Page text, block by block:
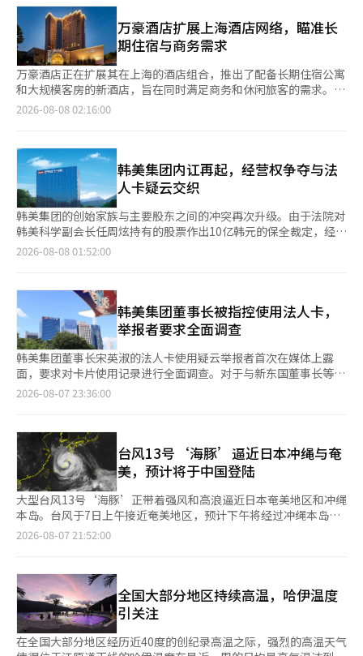
及运营计划。《宙斯：傲慢之神》将于8月26日中午12时正式上
线。 发布会上，Com2us代表南在官、艾伯顿代表金大焕、导演郑
成勋、Com2us事业本部长金正勋等出席，介绍了游戏的开发理
念、核心内容和服务策略。 《宙斯：傲慢之神》以希腊神话中的
最高神宙斯的绝对权力与傲慢导致世界裂变为背景。玩家将分享神
的力量，抵御混乱，并在合作与对抗交织的旅程中证明自己的力量
与资格。该游戏基于虚幻引擎5，重塑了希腊神话的世界，展现了
古老建筑和大规模战场。 开发团队提出的核心方向是“顶级图
金大焕指出，尽管竞争是MMORPG的本质乐趣，但过于偏向高端
用户的竞争导致新用户的进入壁垒和付费差距加大。因此，开发团
队专注于创造一个让尽可能多的用户以各自方式体验竞争的
MMORPG，而非仅为部分用户设计的竞争内容。 竞争内容也被设
计为不集中于特定高端用户。代表内容“奥德赛”，以及“阿卡迪
亚占领战”、公会内容、利用人工智能（AI）个体“人格”的1对1
内容“角斗场”等，提供从个人挑战到公会间合作与对抗的多样竞
争方式。 特别是人格作为一种机制，降低了实时对战的负担，同
力的AI个体，即使不进行实时对战，玩家也能基于自身的战斗能力
参与竞争内容。 经济系统也与以战斗为中心的MMORPG有所区
别。通过经济专属职业“工匠”，连接采集、制作和交易，并通
过“米达斯的金库”等货币回收系统和综合交易所，设计了游戏内
的生产、消费和交易。玩家通过非战斗活动也能在游戏世界和社区
中获得角色和成就。 为了减少重复狩猎和移动的负担，提供了便
利功能。利用AI模式，玩家可以在未登录游戏的情况下，根据设置
继续狩猎和成长。服务器维护结束后，AI模式会自动重新启动，且
发布后主要内容和服务计划的更新方向，展现了长期在线服务的蓝
图。 此外，发布会上，担任核心非玩家角色（NPC）“潘多
拉”的演员朴智贤作为惊喜嘉宾出席。朴智贤参与了游戏中潘多拉
角色的面部捕捉和声音录制，并在活动中分享了参与游戏的感受。
※ 本报道经人工智能（AI）系统翻译与编辑。
万豪酒店扩展上海酒店网络，瞄准长
期住宿与商务需求
万豪酒店正在扩展其在上海的酒店组合，推出了配备长期住宿公寓
和大规模客房的新酒店，旨在同时满足商务和休闲旅客的需求。
此次开业的酒店包括位于浦东张江的万豪行政公寓上海张江和黄浦
位。 预计在第三季度开业的万豪行政公寓上海张江，位于浦东张
江科学城附近。这是万豪行政公寓品牌首次在上海推出，设有249
间公寓和套房，专注于为长期住宿客人提供工作、休闲和运动空
间，并采用了江南地区传统木雕的设计元素。 在第四季度，喜来
登上海北岸将开业，拥有471间客房，地理位置优越，可俯瞰北岸
和陆家嘴的天际线，并将设有“&More by Sheraton”咖啡吧，
提供咖啡和鸡尾酒的休闲空间。 万豪酒店在中国的新酒店不仅限
于上海。在杭州，将陆续开业万丽杭州钱江世纪城酒店；在厦门，
张家界和成都也在准备新酒店的开业，继续在中国扩展品牌。※
本报道经人工智能（AI）系统翻译与编辑。
2026-08-08 02:16:00
韩美集团内讧再起，经营权争夺与法
人卡疑云交织
韩美集团的创始家族与主要股东之间的冲突再次升级。由于法院对
韩美科学副会长任周炫持有的股票作出10亿韩元的保全裁定，经营
权争夺战重新点燃，此外，宋英淑韩美集团会长家族的法人卡使用
经营权争夺战至今仍未得到解决。 ◆ 新东国会长通过增持股份再
次点燃经营权争夺 首尔中央地方法院于上月29日裁定支持新东国
韩阳精密会长对任周炫副会长提出的韩美科学股票保全申请。申请
金额为10亿韩元，新会长方面声称任副会长违反了所谓的“四方联
盟”协议中关于共同行使表决权的义务。任副会长在与股权第一基
金进行回购交易的过程中，部分持有的股票被市场出售，导致其在
过去两年内未能在股东大会上行使表决权。 保全措施是本案诉讼
前的临时保护措施。虽然责任尚未最终确定，但作为韩美科学个人
解读为四方联盟裂痕的信号。市场内外对集团治理结构争端重新点
燃的可能性表示关注。 与此同时，宋英淑会长、任周炫副会长及
基林顿有限公司已对新会长提起600亿韩元的违约金诉讼，理由是
去年推进的老年护理业务因新会长的反对在董事会中被否决，构成
了对共同表决权协议的违反。初审判决定于10月1日，预计此次判
决将成为经营权格局的又一变数。 ◆ 宋会长法人卡私用疑云及内
部资料泄露争议 法人卡使用的争议也在扩大。前Cure
Therapeutics代表金泰浩于当天在首尔中区的Koryana酒店召开
进行公司层面的全面调查。他是最近向媒体举报宋会长家族法人卡
和公司资产使用疑云的人物。 金前代表公开的资料显示，在首尔
江南区新沙洞的一家抗衰老专科医院消费了约6800万韩元，在牙
科消费了约140万韩元。他表示：“举报的内容只是冰山一角”，
并要求对所有子公司进行检查及向审计委员会和董事会报告。 对
此，韩美集团表示，宋会长的膝关节治疗费用属于公司可以提供的
2026-08-08 01:52:00
韩美集团董事长被指控使用法人卡，
举报者要求全面调查
韩美集团董事长宋英淑的法人卡使用疑云举报者首次在媒体上露
面，要求对卡片使用记录进行全面调查。对于与新东国董事长等特
定势力的关联传闻，他表示：“我不是为新董事长工作”，并全面
及法人资产使用疑云进行公司层面的全面调查，并要求董事会和审
计委员会进行验证。他表示：“举报的法人卡记录只是部分内
容”，并要求对所有子公司进行检查，审查宋董事长和韩美科学副
会长任周贤的法人卡使用记录，并将结果报告给审计委员会和董事
会。金前代表提供的资料显示，在首尔江南区新沙洞的一家抗衰老
专业医院消费了约6800万韩元，在一家牙科诊所消费了约140万韩
元。他主张需要确认在医院和药店使用的法人卡费用是否符合公司
的福利政策，以及是否经过相关公司内部规定和董事会的批准程
提供的福利项目。对此，金前代表指出：“除了健康检查，治疗费
用和药品费用是否可以作为公司费用处理，其他高管是否也适用同
样的标准，公司应予以说明。” 不过，金前代表表示无法具体说
明资料提供者的具体身份或传递过程。他表示：“这是来自关心韩
美的前现职员工自发提供的资料”，并称“公司正在寻找资料泄露
者，因此不便具体说明”。金前代表通过媒体提供的宋董事长家族
2026-08-07 23:36:00
台风13号‘海豚’逼近日本冲绳与奄
美，预计将于中国登陆
大型台风13号‘海豚’正带着强风和高浪逼近日本奄美地区和冲绳
本岛。台风于7日上午接近奄美地区，预计下午将经过冲绳本岛北
部海域。随后，台风将减速，预计于9日在东海向西移动，并于11
午8时位于鹿儿岛县冲之永良部岛东南约50公里海域，正以每小时
20公里的速度向西北方向移动。中心气压为950百帕，中心附近的
最大风速为每秒40米，最大瞬时风速为每秒55米。台风中心东北
方向330公里以内和西南方向185公里以内的区域，风速超过每秒
25米。德之岛机场于上午6时59分观测到最大瞬时风速为每秒41.2
2026-08-07 21:52:00
全国大部分地区持续高温，哈伊温度
引关注
在全国大部分地区经历近40度的创纪录高温之际，强烈的高温天气